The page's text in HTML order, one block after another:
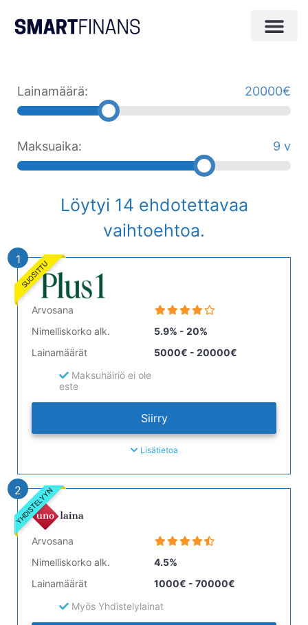
Lainamäärä: 20000€
Maksuaika: 9 v
Löytyi 14 ehdotettavaa
vaihtoehtoa.
SUOSITTU
1
Arvosana
Nimelliskorko alk.
5.9% - 20%
Lainamäärät
5000€ - 20000€
Maksuhäiriö ei ole
este
Siirry
Lisätietoa
YHDISTELYYN
2
Arvosana
Nimelliskorko alk.
4.5%
Lainamäärät
1000€ - 70000€
Myös Yhdistelylainat